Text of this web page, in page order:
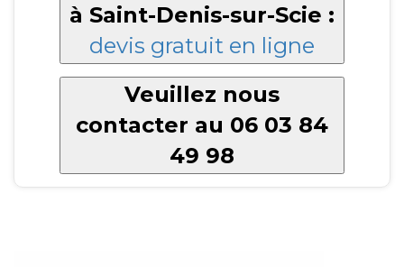
à Saint-Denis-sur-Scie :
devis gratuit en ligne
Veuillez nous
contacter au 06 03 84
49 98